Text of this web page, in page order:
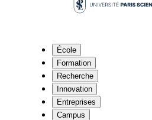
École
Formation
Recherche
Innovation
Entreprises
Campus